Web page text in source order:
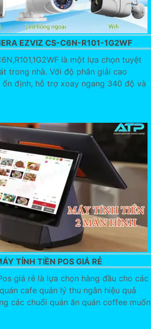
EZVIZ CS-C6N-R101-1G2WF
là một lựa chọn tuyệt
trong nhà. Với độ phân giải cao
ổn định, hỗ trợ xoay ngang 340 độ và
TÍNH TIỀN POS GIÁ RẺ
giá rẻ là lựa chọn hàng đầu cho các
cafe quản lý thu ngân hiệu quả
các chuổi quán ăn quán coffee muốn